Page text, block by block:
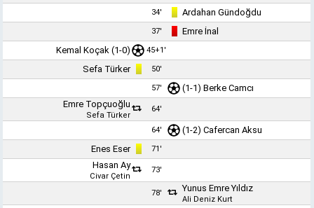
34' Ardahan Gündoğdu
37'
Emre İnal
Kemal Koçak (1-0) 45+1'
Sefa Türker 50'
57' (1-1)Berke Camcı
Emre Topçuoğlu
Sefa Türker
64'
64' (1-2)Cafercan Aksu
Enes Eser
71'
Hasan Ay
Civar Çetin
73'
78' Yunus Emre Yıldız
Ali Deniz Kurt